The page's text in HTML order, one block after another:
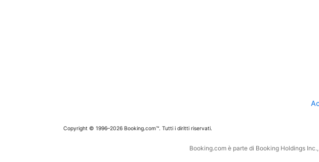
Copyright © 1996–2026 Booking.com™. Tutti i diritti riservati.
Booking.com è parte di Booking Holdings